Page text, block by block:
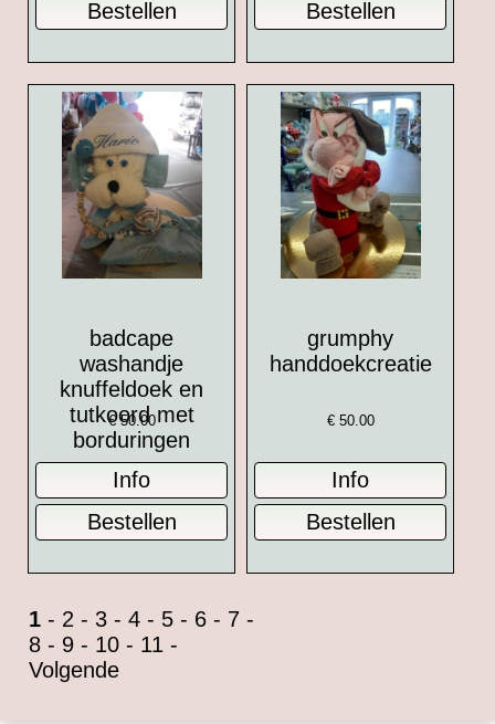
badcape
washandje
knuffeldoek en
tutkoord met
borduringen
€50.00
grumphy
handdoekcreatie
€ 50.00
1 - 2 - 3 - 4 - 5 - 6 - 7 -
8 - 9 - 10 - 11 -
Volgende